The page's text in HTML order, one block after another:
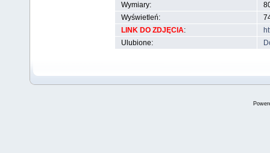
Wymiary:
Wyświetleń:
LINK DO ZDJĘCIA:
Ulubione: